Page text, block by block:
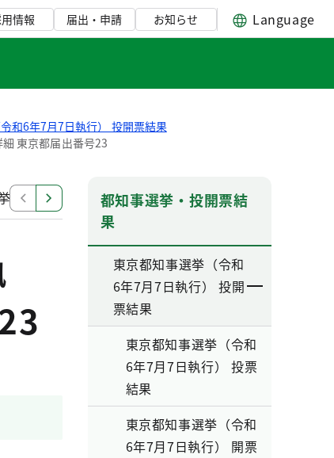
情報 届出・申請 お知らせ Language
和6年7月7日執行） 投開票結果
東京都届出番号23
（令和6年7月7日執行） 開票結果詳細 東京都届出番
都知事選挙・投開票結
果
東京都知事選挙（令和
6年7月7日執行） 投開
票結果
東京都知事選挙（令和
6年7月7日執行） 投票
結果
東京都知事選挙（令和
6年7月7日執行） 開票